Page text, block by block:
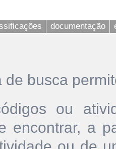
documentação
de busca
ou
encontrar, a